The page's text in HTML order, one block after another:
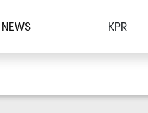
NEWS KPR